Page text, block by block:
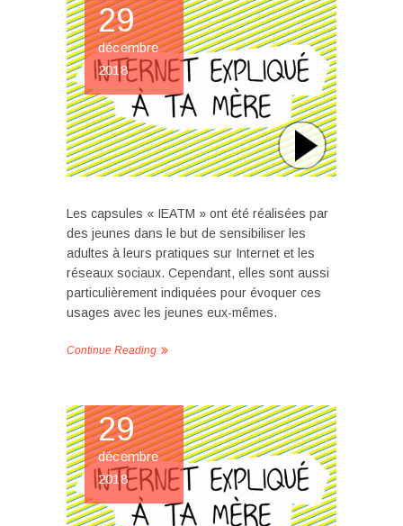
29
décembre
2018
Les capsules « IEATM » ont été réalisées par
des jeunes dans le but de sensibiliser les
adultes à leurs pratiques sur Internet et les
réseaux sociaux. Cependant, elles sont aussi
particulièrement indiquées pour évoquer ces
usages avec les jeunes eux-mêmes.
Continue Reading
29
décembre
2018